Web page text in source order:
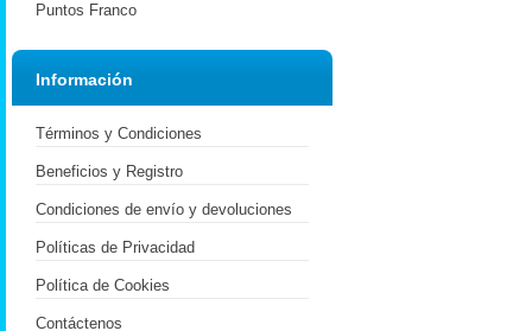
Puntos Franco
Información
Términos y Condiciones
Beneficios y Registro
Condiciones de envío y devoluciones
Políticas de Privacidad
Política de Cookies
Contáctenos